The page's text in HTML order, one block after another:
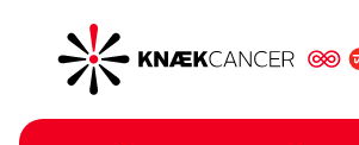
Knæk
Cancer